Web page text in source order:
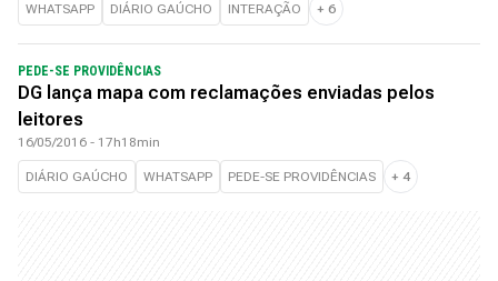
WHATSAPP DIÁRIO GAÚCHO INTERAÇÃO + 6
PEDE-SE PROVIDÊNCIAS
DG lança mapa com reclamações enviadas pelos
leitores
16/05/2016 - 17h18min
DIÁRIO GAÚCHO WHATSAPP PEDE-SE PROVIDÊNCIAS + 4